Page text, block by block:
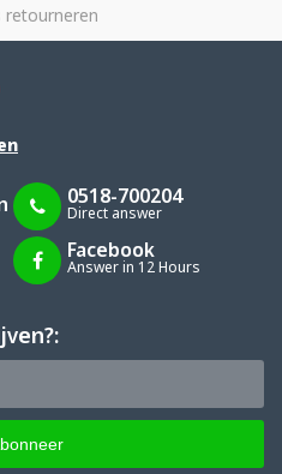
retourneren
0518-700204
Direct answer
Facebook
Answer in 12 Hours